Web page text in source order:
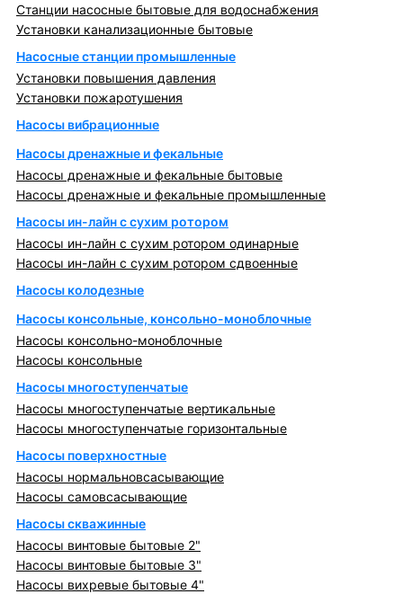
Станции насосные бытовые для водоснабжения
Установки канализационные бытовые
Насосные станции промышленные
Установки повышения давления
Установки пожаротушения
Насосы вибрационные
Насосы дренажные и фекальные
Насосы дренажные и фекальные бытовые
Насосы дренажные и фекальные промышленные
Насосы ин-лайн с сухим ротором
Насосы ин-лайн с сухим ротором одинарные
Насосы ин-лайн с сухим ротором сдвоенные
Насосы колодезные
Насосы консольные, консольно-моноблочные
Насосы консольно-моноблочные
Насосы консольные
Насосы многоступенчатые
Насосы многоступенчатые вертикальные
Насосы многоступенчатые горизонтальные
Насосы поверхностные
Насосы нормальновсасывающие
Насосы самовсасывающие
Насосы скважинные
Насосы винтовые бытовые 2"
Насосы винтовые бытовые 3"
Насосы вихревые бытовые 4"